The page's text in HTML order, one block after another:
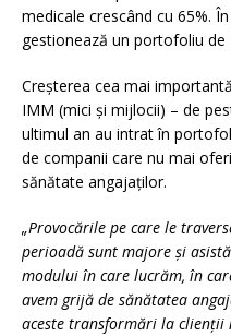
medicale crescând cu 65%.
gestionează un portofoliu de
Creșterea cea mai
IMM (mici și mijlocii) – de
ultimul an au intrat în
de companii care nu mai
sănătate angajaților.
„Provocările pe care le
perioadă sunt majore și
modului în care lucrăm, în
avem grijă de sănătatea
aceste transformări la clienții